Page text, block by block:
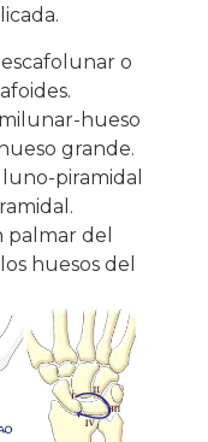
o
hueso
grande.
piramidal
palmar del
huesos del